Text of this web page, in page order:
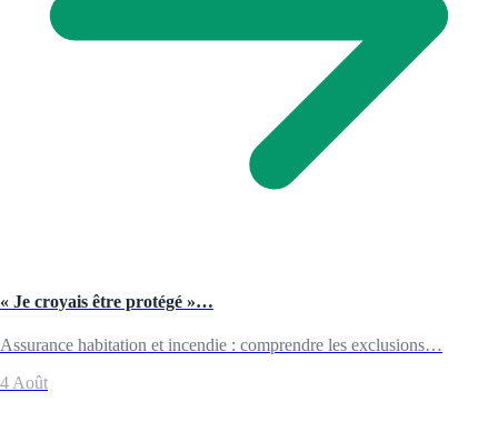
« Je croyais être protégé »…
Assurance habitation et incendie : comprendre les exclusions…
4 Août